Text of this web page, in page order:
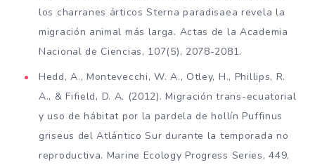
los charranes árticos Sterna paradisaea revela la
migración animal más larga. Actas de la Academia
Nacional de Ciencias, 107(5), 2078-2081.
Hedd, A., Montevecchi, W. A., Otley, H., Phillips, R.
A., & Fifield, D. A. (2012). Migración trans-ecuatorial
y uso de hábitat por la pardela de hollín Puffinus
griseus del Atlántico Sur durante la temporada no
reproductiva. Marine Ecology Progress Series, 449,